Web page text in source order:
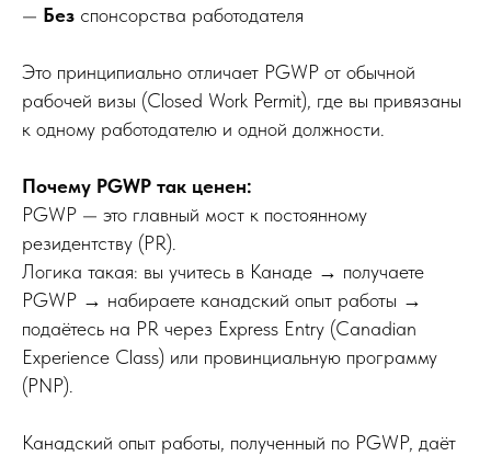
— Без спонсорства работодателя
Это принципиально отличает PGWP от обычной
рабочей визы (Closed Work Permit), где вы привязаны
к одному работодателю и одной должности.
Почему PGWP так ценен:
PGWP — это главный мост к постоянному
резидентству (PR).
Логика такая: вы учитесь в Канаде → получаете
PGWP → набираете канадский опыт работы →
подаётесь на PR через Express Entry (Canadian
Experience Class) или провинциальную программу
(PNP).
Канадский опыт работы, полученный по PGWP, даёт